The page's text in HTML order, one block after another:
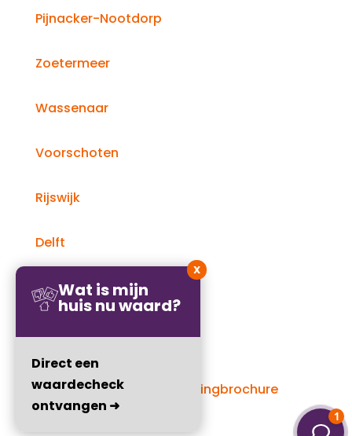
Pijnacker-Nootdorp
Zoetermeer
Wassenaar
Voorschoten
Rijswijk
Delft
Website door: Online Woningbrochure
Wat is mijn
huis nu waard?
Direct een
waardecheck
ontvangen ➜
X